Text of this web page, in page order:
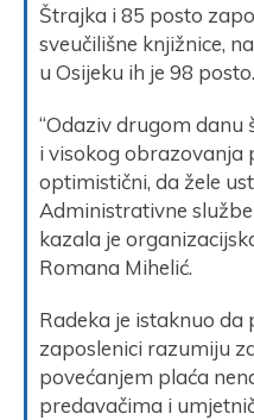
Štrajka i 85 posto
sveučilišne knjižnice,
u Osijeku ih je 98 posto.
“Odaziv drugom danu
i visokog obrazovanja
optimistični, da žele
Administrativne
kazala je
Romana Mihelić.
Radeka je istaknuo
zaposlenici razumiju
povećanjem plaća
predavačima i